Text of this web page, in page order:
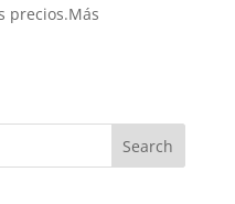
precios.Más
Search